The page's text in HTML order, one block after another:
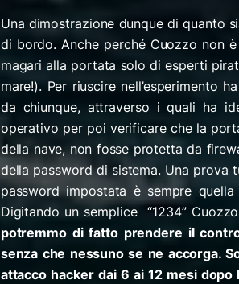
Una dimostrazione dunque di quanto
di bordo. Anche perché Cuozzo non
magari alla portata solo di esperti
mare!). Per riuscire nell’esperimento
da chiunque, attraverso i quali ha
operativo per poi verificare che la
della nave, non fosse protetta da
della password di sistema. Una prova
password impostata è sempre
Digitando un semplice “1234”
potremmo di fatto prendere il
senza che nessuno se ne accorga.
attacco hacker dai 6 ai 12 mesi dopo